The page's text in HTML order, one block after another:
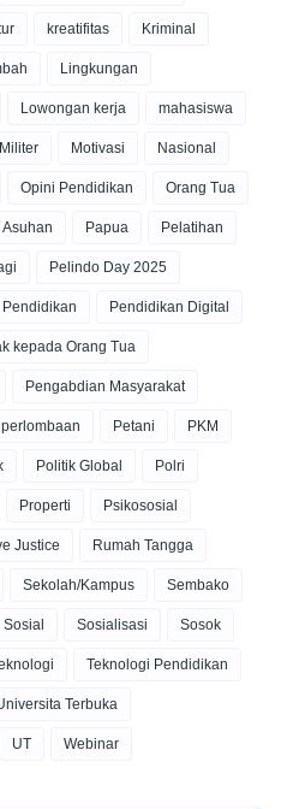
kreatifitas Kriminal
Lingkungan
Lowongan kerja mahasiswa
Militer Motivasi Nasional
Opini Pendidikan Orang Tua
Asuhan Papua Pelatihan
Pelindo Day 2025
Pendidikan Pendidikan Digital
kepada Orang Tua
Pengabdian Masyarakat
perlombaan Petani PKM
Politik Global Polri
Properti Psikososial
Justice Rumah Tangga
Sekolah/Kampus Sembako
Sosial Sosialisasi Sosok
Teknologi Pendidikan
Terbuka
UT Webinar